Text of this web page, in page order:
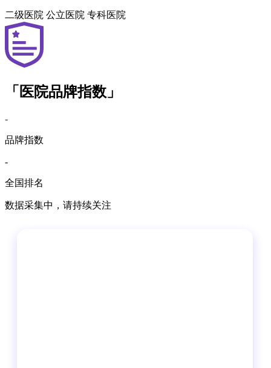
二级医院 公立医院 专科医院
「医院品牌指数」
-
品牌指数
-
全国排名
数据采集中，请持续关注